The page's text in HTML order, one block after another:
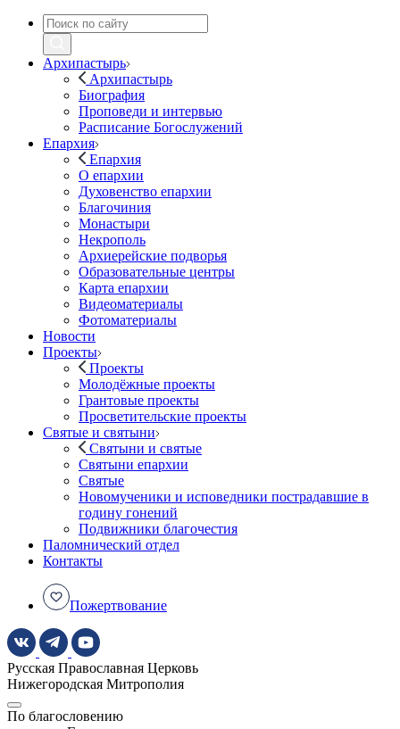
Архипастырь
Архипастырь
Биография
Проповеди и интервью
Расписание Богослужений
Епархия
Епархия
О епархии
Духовенство епархии
Благочиния
Монастыри
Некрополь
Архиерейские подворья
Образовательные центры
Карта епархии
Видеоматериалы
Фотоматериалы
Новости
Проекты
Проекты
Молодёжные проекты
Грантовые проекты
Просветительские проекты
Святые и святыни
Святыни и святые
Святыни епархии
Святые
Новомученики и исповедники пострадавшие в
годину гонений
Подвижники благочестия
Паломнический отдел
Контакты
Пожертвование
Русская Православная Церковь
Нижегородская Митрополия
По благословению